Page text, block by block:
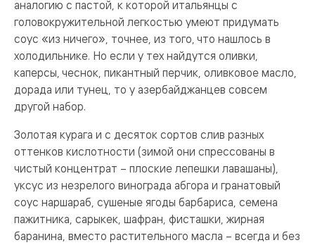
аналогию с пастой, к которой итальянцы с
головокружительной легкостью умеют придумать
соус «из ничего», точнее, из того, что нашлось в
холодильнике. Но если у тех найдутся оливки,
каперсы, чеснок, пикантный перчик, оливковое масло,
дорада или тунец, то у азербайджанцев совсем
другой набор.
Золотая курага и с десяток сортов слив разных
оттенков кислотности (зимой они спрессованы в
чистый концентрат – плоские лепешки лавашаны),
уксус из незрелого винограда абгора и гранатовый
соус наршараб, сушеные ягоды барбариса, семена
пажитника, сарыкек, шафран, фисташки, жирная
баранина, вместо растительного масла – всегда и без